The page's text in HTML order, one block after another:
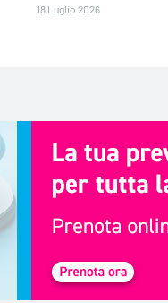
18 Luglio 2026